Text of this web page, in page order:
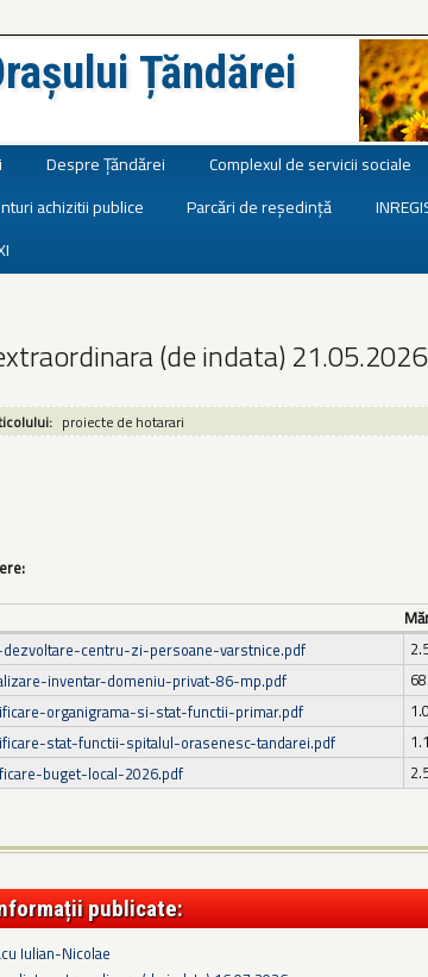
Țăndărei
Despre Țăndărei Complexul de servicii sociale
achizitii publice Parcări de reședință
(de indata) 21.05.2026
proiecte de hotarari
centru-zi-persoane-varstnice.pdf
inventar-domeniu-privat-86-mp.pdf
organigrama-si-stat-functii-primar.pdf
stat-functii-spitalul-orasenesc-tandarei.pdf
buget-local-2026.pdf
publicate:
Iulian-Nicolae